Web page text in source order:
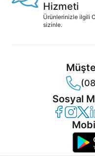
Hizmeti
Ürünlerinizle ilgili
sizinle.
Sosyal
Casper
Casper